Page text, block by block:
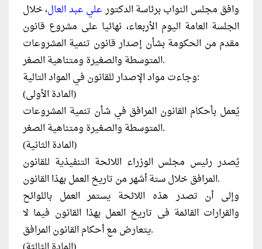
وافق مجلس النواب برئاسة الدكتورعلي عبد العال، خلال
الجلسة العامة اليوم الأربعاء، نهائيا على مشروع قانون
مقدم من الحكومة بشأن إصدار قانون تنمية المشروعات
المتوسطة والصغيرة ومتناهية الصغر.
وجاءت مواد الإصدار للقانون في المواد التالية:
(المادة الأولى)
يُعمل بأحكام القانون المرافق في شأن تنمية المشروعات
المتوسطة والصغيرة ومتناهية الصغر.
(المادة الثانية)
يُصدر رئيس مجلس الوزراء اللائحة التنفيذية للقانون
المرافق خلال ستة أشهر من تاريخ العمل بهذا القانون.
وإلى أن تصدر هذه اللائحة يستمر العمل باللوائح
والقرارات القائمة فى تاريخ العمل بهذا القانون فيما لا
يتعارض مع أحكام القانون المرافق.